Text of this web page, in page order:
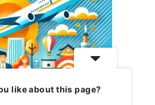
like about this page?